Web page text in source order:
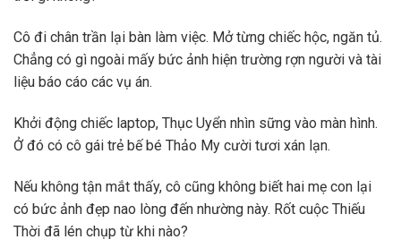
Cô đi chân trần lại bàn làm việc. Mở từng chiếc hộc, ngăn tủ.
Chẳng có gì ngoài mấy bức ảnh hiện trường rợn người và tài
liệu báo cáo các vụ án.
Khởi động chiếc laptop, Thục Uyển nhìn sững vào màn hình.
Ở đó có cô gái trẻ bế bé Thảo My cười tươi xán lạn.
Nếu không tận mắt thấy, cô cũng không biết hai mẹ con lại
có bức ảnh đẹp nao lòng đến nhường này. Rốt cuộc Thiếu
Thời đã lén chụp từ khi nào?